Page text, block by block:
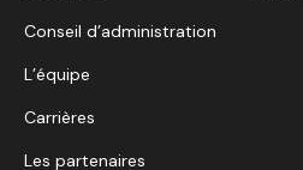
Conseil d’administration
L’équipe
Carrières
Les partenaires